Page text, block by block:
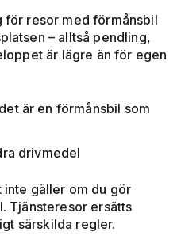
för resor med förmånsbil
– alltså pendling,
är lägre än för egen
är en förmånsbil som
drivmedel
gäller om du gör
Tjänsteresor ersätts
särskilda regler.